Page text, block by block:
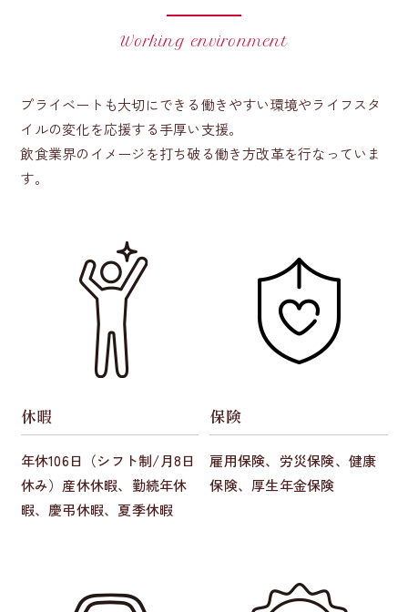
Working environment
プライベートも大切にできる働きやすい環境やライフスタ
イルの変化を応援する手厚い支援。
飲食業界のイメージを打ち破る働き方改革を行なっていま
す。
休暇
年休106日（シフト制/月8日
休み）産休休暇、勤続年休
暇、慶弔休暇、夏季休暇
保険
雇用保険、労災保険、健康
保険、厚生年金保険